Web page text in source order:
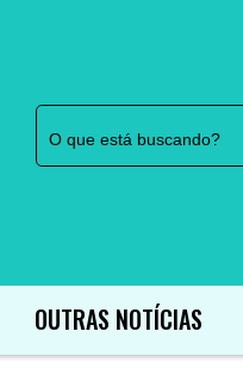
OUTRAS NOTÍCIAS